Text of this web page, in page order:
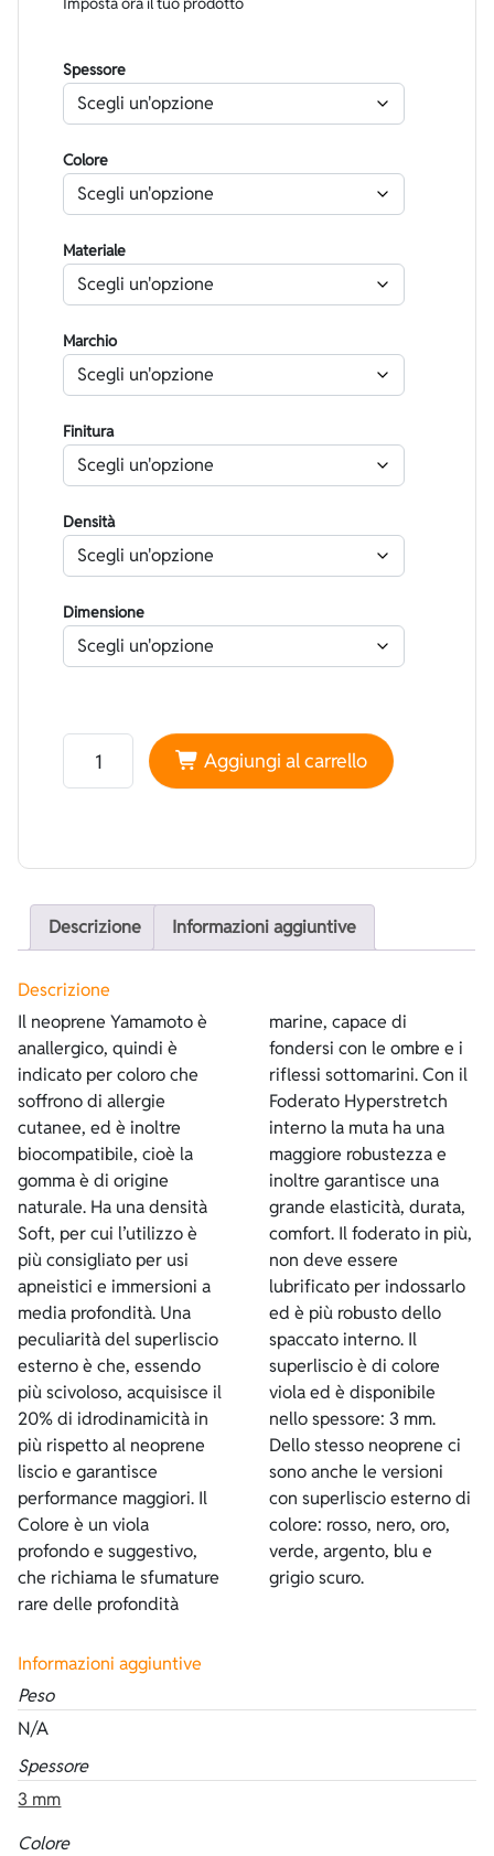
Spessore
Colore
Materiale
Marchio
Finitura
Densità
Dimensione
Neoprene Yamamoto 45 High performance
Aggiungi al carrello
Descrizione Informazioni aggiuntive
Descrizione
Il neoprene Yamamoto è
anallergico, quindi è
indicato per coloro che
soffrono di allergie
cutanee, ed è inoltre
biocompatibile, cioè la
gomma è di origine
naturale. Ha una densità
Soft, per cui l’utilizzo è
più consigliato per usi
apneistici e immersioni a
media profondità. Una
peculiarità del superliscio
esterno è che, essendo
più scivoloso, acquisisce il
20% di idrodinamicità in
più rispetto al neoprene
liscio e garantisce
performance maggiori. Il
Colore è un viola
profondo e suggestivo,
che richiama le sfumature
rare delle profondità
marine, capace di
fondersi con le ombre e i
riflessi sottomarini. Con il
Foderato Hyperstretch
interno la muta ha una
maggiore robustezza e
inoltre garantisce una
grande elasticità, durata,
comfort. Il foderato in più,
non deve essere
lubrificato per indossarlo
ed è più robusto dello
spaccato interno. Il
superliscio è di colore
viola ed è disponibile
nello spessore: 3 mm.
Dello stesso neoprene ci
sono anche le versioni
con superliscio esterno di
colore: rosso, nero, oro,
verde, argento, blu e
grigio scuro.
Informazioni aggiuntive
Peso
N/A
Spessore
3 mm
Colore